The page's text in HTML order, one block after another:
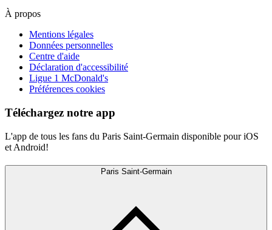
À propos
Mentions légales
Données personnelles
Centre d'aide
Déclaration d'accessibilité
Ligue 1 McDonald's
Préférences cookies
Téléchargez notre app
L'app de tous les fans du Paris Saint-Germain disponible pour iOS
et Android!
Paris Saint-Germain